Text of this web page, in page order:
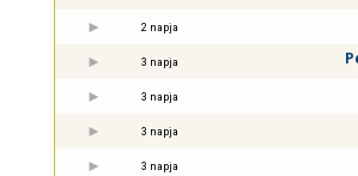
2 napja
3 napja
3 napja
3 napja
3 napja